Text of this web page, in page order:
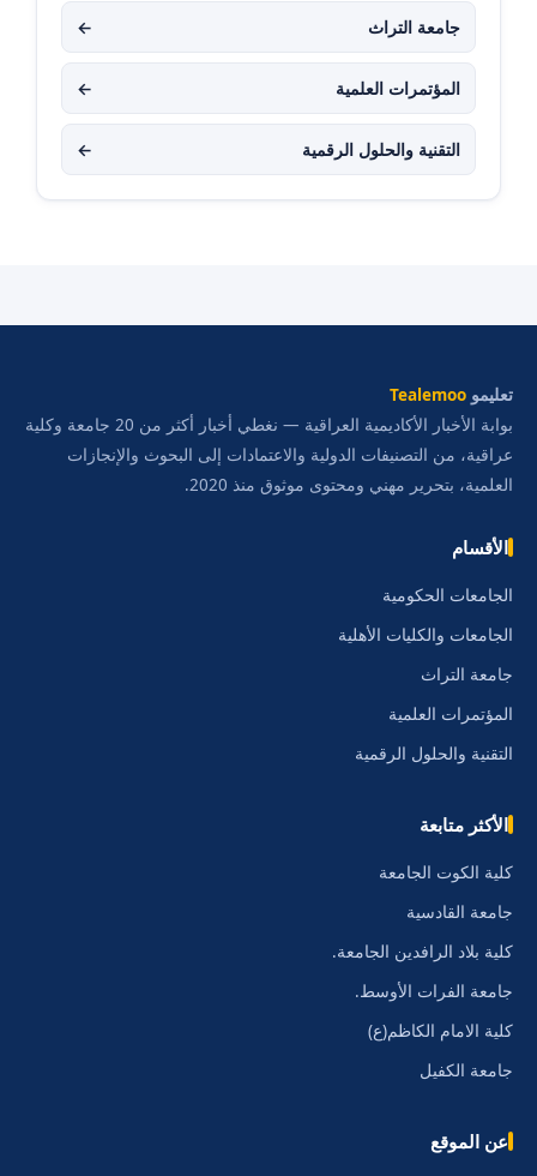
جامعة التراث ←
المؤتمرات العلمية ←
التقنية والحلول الرقمية ←
تعليمو Tealemoo
بوابة الأخبار الأكاديمية العراقية — نغطي أخبار أكثر من 20 جامعة وكلية
عراقية، من التصنيفات الدولية والاعتمادات إلى البحوث والإنجازات
العلمية، بتحرير مهني ومحتوى موثوق منذ 2020.
الأقسام
الجامعات الحكومية
الجامعات والكليات الأهلية
جامعة التراث
المؤتمرات العلمية
التقنية والحلول الرقمية
الأكثر متابعة
كلية الكوت الجامعة
جامعة القادسية
كلية بلاد الرافدين الجامعة.
جامعة الفرات الأوسط.
كلية الامام الكاظم(ع)
جامعة الكفيل
عن الموقع